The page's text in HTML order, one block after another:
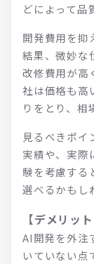
どによって品
開発費用を抑
結果、微妙な
改修費用が高
社は価格も高
りをとり、相
見るべきポイ
実績や、実際
験を考慮する
選べるかもし
【デメリッ
AI開発を外注
いていない点